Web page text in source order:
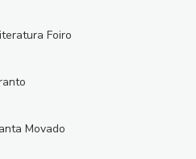
Foiro
Movado